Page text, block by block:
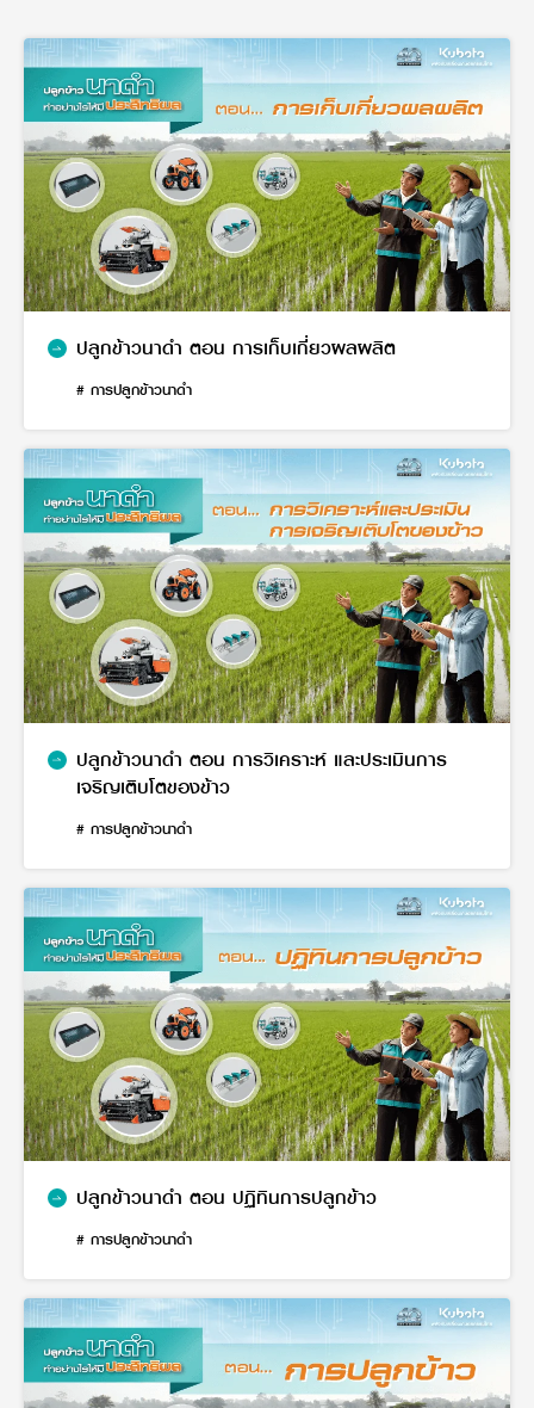
ปลูกข้าวนาดำ ตอน การเก็บเกี่ยวผลผลิต
# การปลูกข้าวนาดำ
ปลูกข้าวนาดำ ตอน การวิเคราะห์ และประเมินการ
เจริญเติบโตของข้าว
# การปลูกข้าวนาดำ
ปลูกข้าวนาดำ ตอน ปฏิทินการปลูกข้าว
# การปลูกข้าวนาดำ